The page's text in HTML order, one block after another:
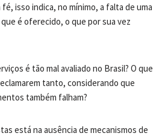
isso indica, no mínimo, a falta de uma
é oferecido, o que por sua vez
é tão mal avaliado no Brasil? O que
tanto, considerando que
também falham?
está na ausência de mecanismos de